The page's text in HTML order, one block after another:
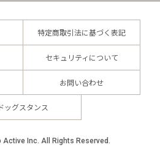
特定商取引法に基づく表記
セキュリティについて
お問い合わせ
ッグスタンス
Inc. All Rights Reserved.